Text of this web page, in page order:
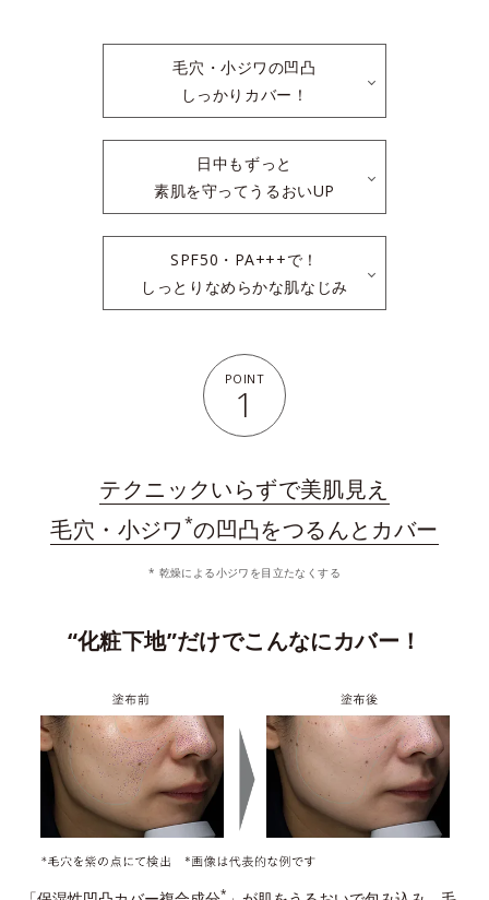
毛穴・小ジワの凹凸
しっかりカバー！
日中もずっと
素肌を守ってうるおいUP
SPF50・PA+++で！
しっとりなめらかな肌なじみ
POINT
1
テクニックいらずで美肌見え
毛穴・小ジワ *の凹凸をつるんとカバー
* 乾燥による小ジワを目立たなくする
“化粧下地”だけでこんなにカバー！
*